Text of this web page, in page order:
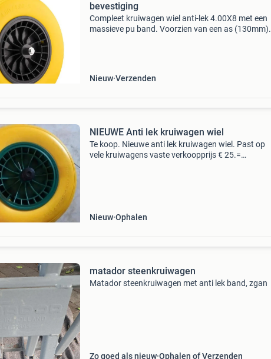
bevestiging
Compleet kruiwagen wiel anti-lek 4.00X8 met een
massieve pu band. Voorzien van een as (130mm)
Nieuw Verzenden
NIEUWE Anti lek kruiwagen wiel
Te koop. Nieuwe anti lek kruiwagen wiel. Past op
vele kruiwagens vaste verkoopprijs € 25.=
Nieuw Ophalen
matador steenkruiwagen
Matador steenkruiwagen met anti lek band, zgan
Zo goed als nieuw Ophalen of Verzenden